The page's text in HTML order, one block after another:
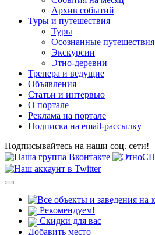
Архив событий
Туры и путешествия
Туры
Осознанные путешествия
Экскурсии
Этно-деревни
Тренера и ведущие
Объявления
Статьи и интервью
О портале
Реклама на портале
Подписка на email-рассылку
Подписывайтесь на наши соц. сети!
Рекомендуем!
Скидки для вас
Добавить место